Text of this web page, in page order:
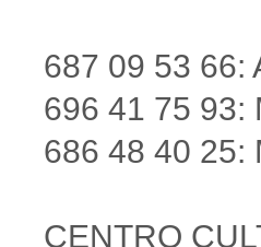
687 09 53 66:
696 41 75 93:
686 48 40 25:
CENTRO